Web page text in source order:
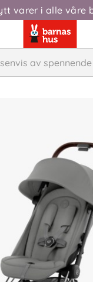
varer i alle våre
Fri frakt over